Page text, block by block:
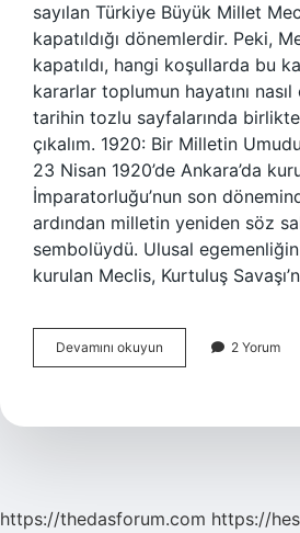
sayılan Türkiye Büyük Millet
kapatıldığı dönemlerdir. Peki,
kapatıldı, hangi koşullarda bu
kararlar toplumun hayatını
tarihin tozlu sayfalarında
çıkalım. 1920: Bir Milletin
23 Nisan 1920’de Ankara’da
İmparatorluğu’nun son
ardından milletin yeniden söz
sembolüydü. Ulusal
kurulan Meclis, Kurtuluş
Devamını okuyun
ne
?
2 Yorum
https://thedasforum.com https://